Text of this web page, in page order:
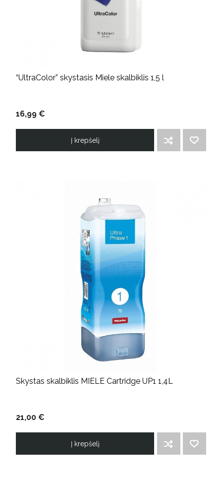
“UltraColor” skystasis Miele skalbiklis 1,5 l
16,99 €
Į krepšelį
Skystas skalbiklis MIELE Cartridge UP1 1,4L
21,00 €
Į krepšelį